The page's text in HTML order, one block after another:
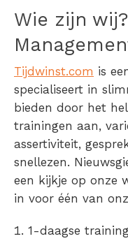
Wie zijn
Tijdwinst.com is
specialiseert in
bieden door het
trainingen aan,
assertiviteit,
snellezen.
een kijkje op onze
in voor één van
1-daagse